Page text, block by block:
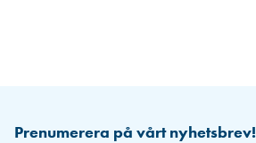
Prenumerera på vårt nyhetsbrev!